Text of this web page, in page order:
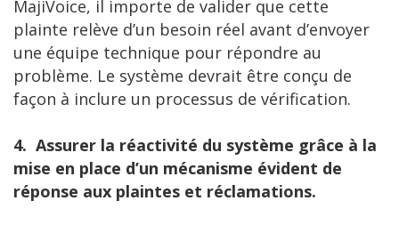
MajiVoice, il importe de valider que cette
plainte relève d’un besoin réel avant d’envoyer
une équipe technique pour répondre au
problème. Le système devrait être conçu de
façon à inclure un processus de vérification.
4. Assurer la réactivité du système grâce à la
mise en place d’un mécanisme évident de
réponse aux plaintes et réclamations.